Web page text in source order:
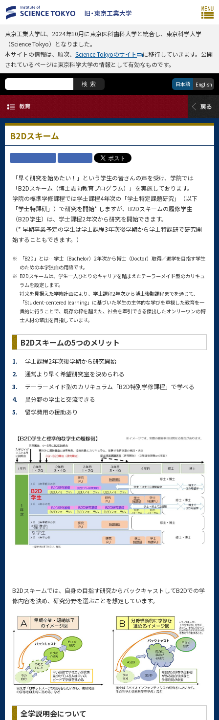
東京工業大学は、2024年10月に東京医科歯科大学と統合し、東京科学大学
（Science Tokyo）となりました。
本サイトの情報は、順次、 Science Tokyoのサイト
に移行していきます。公開
されているページは東京科学大学の情報として有効なものです。
検索 日本語 English
B2Dスキーム
「早く研究を始めたい！」という学生の皆さんの声を受け、学院では
「B2Dスキーム（博士志向教育プログラム）」を実施しております。
学院の標準学修課程では学士課程4年次の「学士特定課題研究」（以下
「学士特課研」）で研究を開始* しますが、B2Dスキームの履修学生
（B2D学生）は、学士課程2年次から研究を開始できます。
（* 早期卒業予定の学生は学士課程3年次後学期から学士特課研で研究開
始することもできます。）
※
「B2D」とは…学士（Bachelor）2年次から博士（Doctor）取得／進学を目指す学生
のための本学独自の用語です。
※ B2Dスキームは、学生一人ひとりのキャリアを踏まえたテーラーメイド型のカリキュ
ラムを設定します。
将来を見据えた学修計画により、学士課程2年次から博士後期課程までを通じて、
「Student-centered learning」に基づいた学生の主体的な学びを重視した教育を一
貫的に行うことで、既存の枠を超えた、社会を牽引できる傑出したオンリーワンの博
士人材の輩出を目指しています。
B2Dスキームの5つのメリット
1.
学士課程2年次後学期から研究開始
2.
通常より早く希望研究室を決められる
3.
テーラーメイド型のカリキュラム「B2D特別学修課程」で学べる
4.
異分野の学生と交流できる
5.
留学費用の援助あり
B2Dスキームでは、自身の目指す研究からバックキャストしてB2Dでの学
修内容を決め、研究分野を選ぶことを想定しています。
全学説明会について